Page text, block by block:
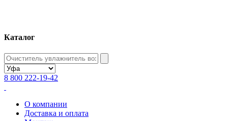
Каталог
8 800 222-19-42
О компании
Доставка и оплата